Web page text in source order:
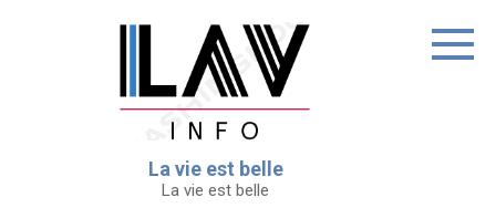
La vie est belle
La vie est belle